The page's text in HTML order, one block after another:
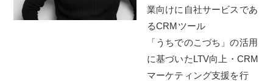
業向けに自社サービスであ
るCRMツール
「うちでのこづち」の活用
に基づいたLTV向上・CRM
マーケティング支援を行